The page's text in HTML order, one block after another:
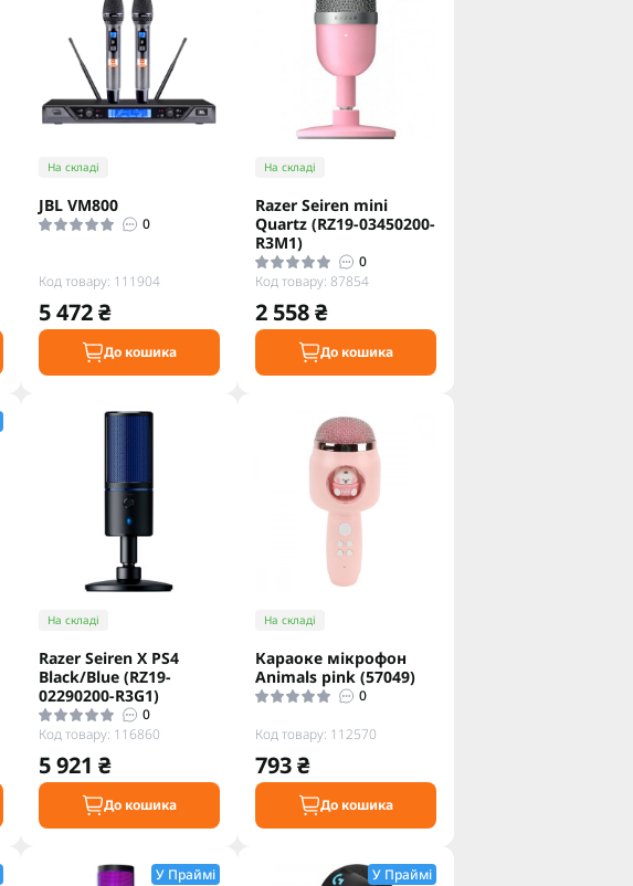
На складі
JBL VM800
0
Код товару: 111904
5 472 ₴
До кошика
На складі
Razer Seiren mini
Quartz (RZ19-03450200-
R3M1)
0
Код товару: 87854
2 558 ₴
До кошика
На складі
Razer Seiren X PS4
Black/Blue (RZ19-
02290200-R3G1)
0
Код товару: 116860
5 921 ₴
До кошика
На складі
Караоке мікрофон
Animals pink (57049)
0
Код товару: 112570
793 ₴
До кошика
У Праймі У Праймі